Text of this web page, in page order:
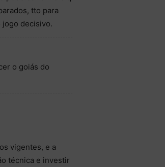
tto para
jogo decisivo.
o goiás do
vigentes, e a
técnica e investir